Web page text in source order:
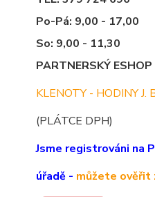
Po-Pá: 9,00 - 17,00
So: 9,00 - 11,30
PARTNERSKÝ ESHOP
KLENOTY - HODINY J.
(PLÁTCE DPH)
Jsme registrováni na
úřadě - můžete ověřit